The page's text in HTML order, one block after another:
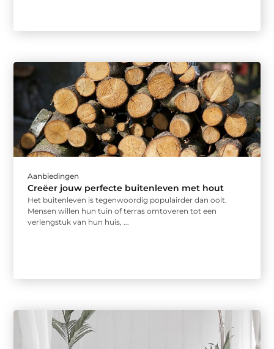
Aanbiedingen
Creëer jouw perfecte buitenleven met hout
Het buitenleven is tegenwoordig populairder dan ooit.
Mensen willen hun tuin of terras omtoveren tot een
verlengstuk van hun huis, ...